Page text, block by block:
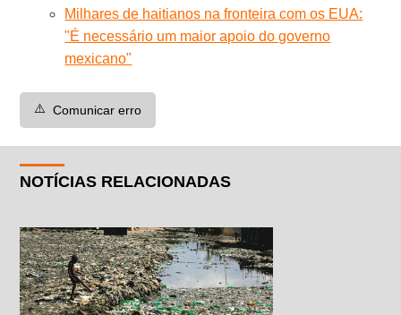
Milhares de haitianos na fronteira com os EUA:
"É necessário um maior apoio do governo
mexicano"
⚠️ Comunicar erro
NOTÍCIAS RELACIONADAS